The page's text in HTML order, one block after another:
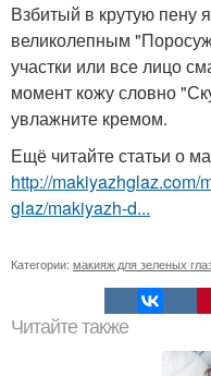
Взбитый в крутую пену
великолепным
участки или все лицо
момент кожу словно
увлажните кремом.
Ещё читайте статьи о
http://makiyazhglaz.com/
glaz/makiyazh-d...
Категории: макияж для зеленых
Читайте также